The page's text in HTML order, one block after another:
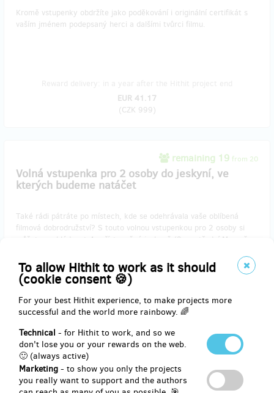
To allow Hithit to work as it should
(cookie consent 🍪)
For your best Hithit experience, to make projects more
successful and the world more rainbowy. 🌈
Technical - for Hithit to work, and so we
don't lose you or your rewards on the web.
🙂 (always active)
Marketing - to show you only the projects
you really want to support and the authors
Kromě vstupenky obdržíte jako poděkování i originální certifikát s
vaším jménem podepsaný herci a dalšími tvůrci filmu.
EUR 41.17
(CZK 999)
remaining 19 from 20
Volná vstupenka pro 2 osoby do jeskyní, ve
kterých budeme natáčet
Také rádi pátráte po místech, kde se odehrávala vaše oblíbená
filmová dobrodružství? S touto volnou vstupenkou pro 2 osoby si
můžete prohlédnout 4 zpřístupněné jeskyně (2 na střední Moravě a
bude platit pro 2 osoby po celý jeden rok, takže si výlety můžete
rozplánovat podle časových možností. Navíc je přenosná.
Aby se vám místa lépe hledala, dostanete od nás brožuru „Kde se
natáčel film Kam motýli nelétají“ s vyobrazením a popisem
konkrétních lokací.
Reward delivery: on address, in a year after the Hithit project end
EUR 49.45
(CZK 1,200 )